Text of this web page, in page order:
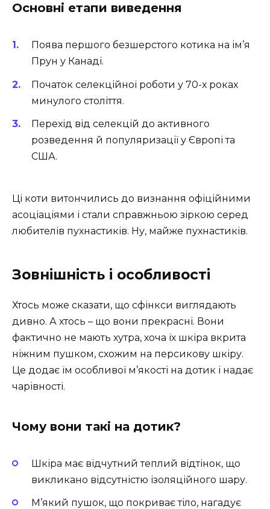
Основні етапи виведення
Поява першого безшерстого котика на ім’я
Прун у Канаді.
Початок селекційної роботи у 70-х роках
минулого століття.
Перехід від селекцій до активного
розведення й популяризації у Європі та
США.
Ці коти витончились до визнання офіційними
асоціаціями і стали справжньою зіркою серед
любителів пухнастиків. Ну, майже пухнастиків.
Зовнішність і особливості
Хтось може сказати, що сфінкси виглядають
дивно. А хтось – що вони прекрасні. Вони
фактично не мають хутра, хоча їх шкіра вкрита
ніжним пушком, схожим на персикову шкіру.
Це додає їм особливої м’якості на дотик і надає
чарівності.
Чому вони такі на дотик?
Шкіра має відчутний теплий відтінок, що
викликано відсутністю ізоляційного шару.
М’який пушок, що покриває тіло, нагадує